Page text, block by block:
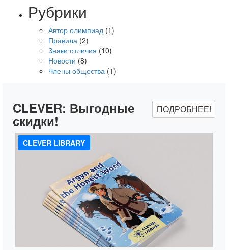
Рубрики
Автор олимпиад (1)
Правила (2)
Знаки отличия (10)
Новости (8)
Члены общества (1)
CLEVER: Выгодные
скидки!
ПОДРОБНЕЕ!
CLEVER LIBRARY